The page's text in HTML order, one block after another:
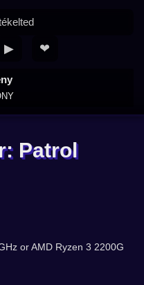
▶ ❤
Patrol
or AMD Ryzen 3 2200G